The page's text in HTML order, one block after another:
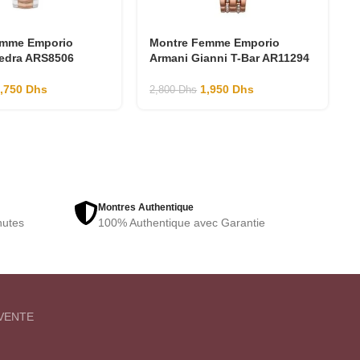
Emporio
ARS8506
Dhs
Montre Femme Emporio
Armani Gianni T-Bar AR11294
2,800Dhs 1,950 Dhs
Montres Authentique
100% Authentique avec Garantie